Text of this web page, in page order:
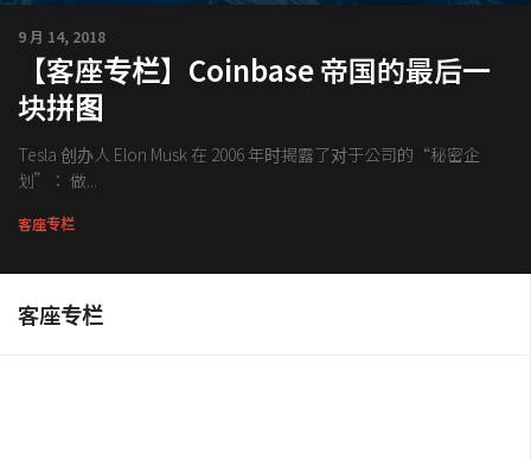
区块链应用
客座专栏
9 月 14, 2018
【客座专栏】Coinbase 帝国的最后一
块拼图
Tesla 创办人 Elon Musk 在 2006 年时揭露了对于公司的“秘密企
划”： 做...
客座专栏
客座专栏